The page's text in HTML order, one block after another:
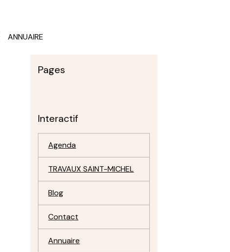
ANNUAIRE
Pages
Interactif
Agenda
TRAVAUX SAINT-MICHEL
Blog
Contact
Annuaire